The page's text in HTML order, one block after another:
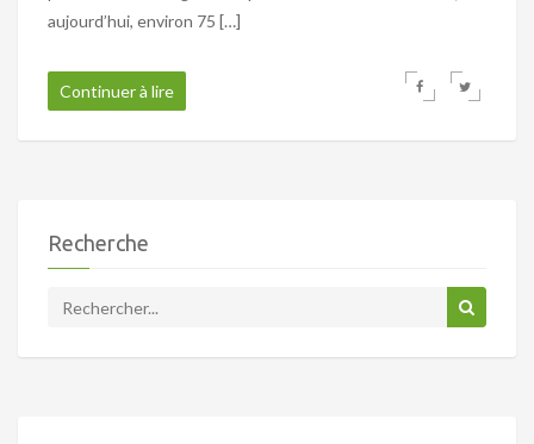
aujourd’hui, environ 75 […]
Continuer à lire
Recherche